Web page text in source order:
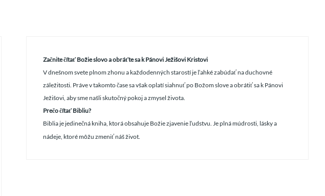
Začnite čítať Božie slovo a obráťte sa k Pánovi Ježišovi Kristovi
V dnešnom svete plnom zhonu a každodenných starostí je ľahké zabúdať na duchovné
záležitosti. Práve v takomto čase sa však oplatí siahnuť po Božom slove a obrátiť sa k Pánovi
Ježišovi, aby sme našli skutočný pokoj a zmysel života.
Prečo čítať Bibliu?
Biblia je jedinečná kniha, ktorá obsahuje Božie zjavenie ľudstvu. Je plná múdrosti, lásky a
nádeje, ktoré môžu zmeniť náš život.